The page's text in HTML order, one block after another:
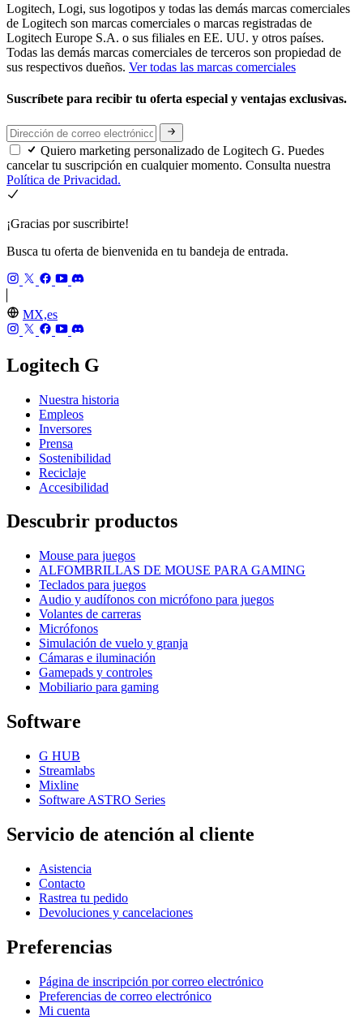
Logitech, Logi, sus logotipos y todas las demás marcas comerciales
de Logitech son marcas comerciales o marcas registradas de
Logitech Europe S.A. o sus filiales en EE. UU. y otros países.
Todas las demás marcas comerciales de terceros son propiedad de
sus respectivos dueños. Ver todas las marcas comerciales
Suscríbete para recibir tu oferta especial y ventajas exclusivas.
Quiero marketing personalizado de Logitech G. Puedes
cancelar tu suscripción en cualquier momento. Consulta nuestra
Política de Privacidad.
¡Gracias por suscribirte!
Busca tu oferta de bienvenida en tu bandeja de entrada.
MX,es
Logitech G
Nuestra historia
Empleos
Inversores
Prensa
Sostenibilidad
Reciclaje
Accesibilidad
Descubrir productos
Mouse para juegos
ALFOMBRILLAS DE MOUSE PARA GAMING
Teclados para juegos
Audio y audífonos con micrófono para juegos
Volantes de carreras
Micrófonos
Simulación de vuelo y granja
Cámaras e iluminación
Gamepads y controles
Mobiliario para gaming
Software
G HUB
Streamlabs
Mixline
Software ASTRO Series
Servicio de atención al cliente
Asistencia
Contacto
Rastrea tu pedido
Devoluciones y cancelaciones
Preferencias
Página de inscripción por correo electrónico
Preferencias de correo electrónico
Mi cuenta